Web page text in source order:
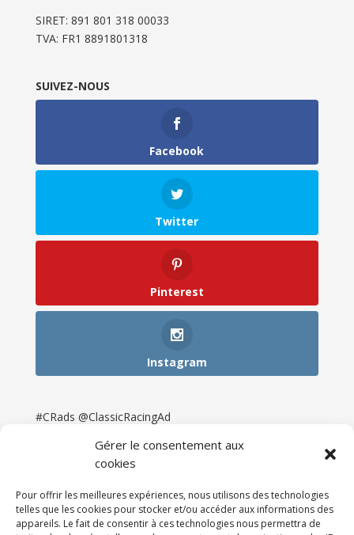
Gérer le consentement aux
cookies
Pour offrir les meilleures expériences, nous utilisons des technologies
telles que les cookies pour stocker et/ou accéder aux informations des
appareils. Le fait de consentir à ces technologies nous permettra de
SIRET: 891 801 318 00033
TVA: FR1 8891801318
SUIVEZ-NOUS
Facebook
Twitter
Pinterest
Instagram
#CRads @ClassicRacingAd